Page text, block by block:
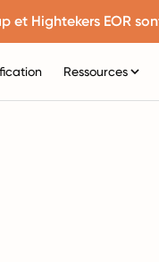
et Hightekers EOR
Ressources